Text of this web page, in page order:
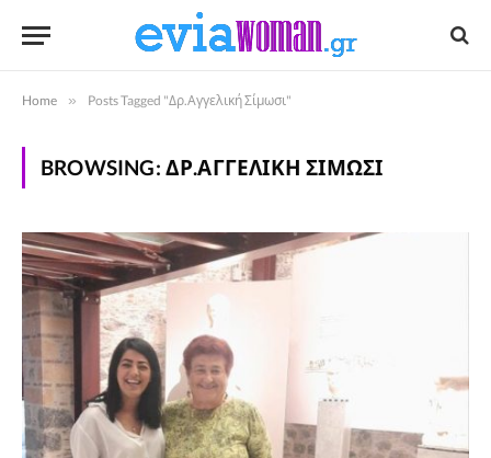
Home » Posts Tagged "Δρ.Αγγελική Σίμωσι"
BROWSING: ΔΡ.ΑΓΓΕΛΙΚΉ ΣΊΜΩΣΙ